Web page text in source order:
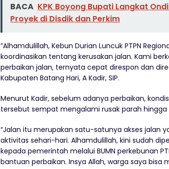
BACA KPK Boyong Bupati Langkat
Proyek di Disdik dan Perkim
”Alhamdulillah, Kebun Durian Luncuk PTPN
koordinasikan tentang kerusakan jalan. Kami
perbaikan jalan, ternyata cepat direspon dan
Kabupaten Batang Hari, A Kadir, SIP.
Menurut Kadir, sebelum adanya perbaikan,
tersebut sempat mengalami rusak parah
“Jalan itu merupakan satu-satunya akses jalan
aktivitas sehari-hari. Alhamdulillah, kini sudah
kepada pemerintah melalui BUMN perkebunan
bantuan perbaikan. Insya Allah, warga saya